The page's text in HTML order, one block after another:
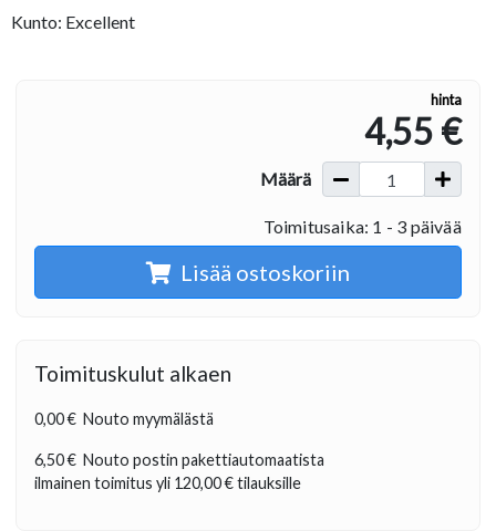
Kunto: Excellent
hinta
4,55 €
Määrä
Toimitusaika: 1 - 3 päivää
Lisää ostoskoriin
Toimituskulut alkaen
0,00 € Nouto myymälästä
6,50 € Nouto postin pakettiautomaatista
ilmainen toimitus yli 120,00 €tilauksille